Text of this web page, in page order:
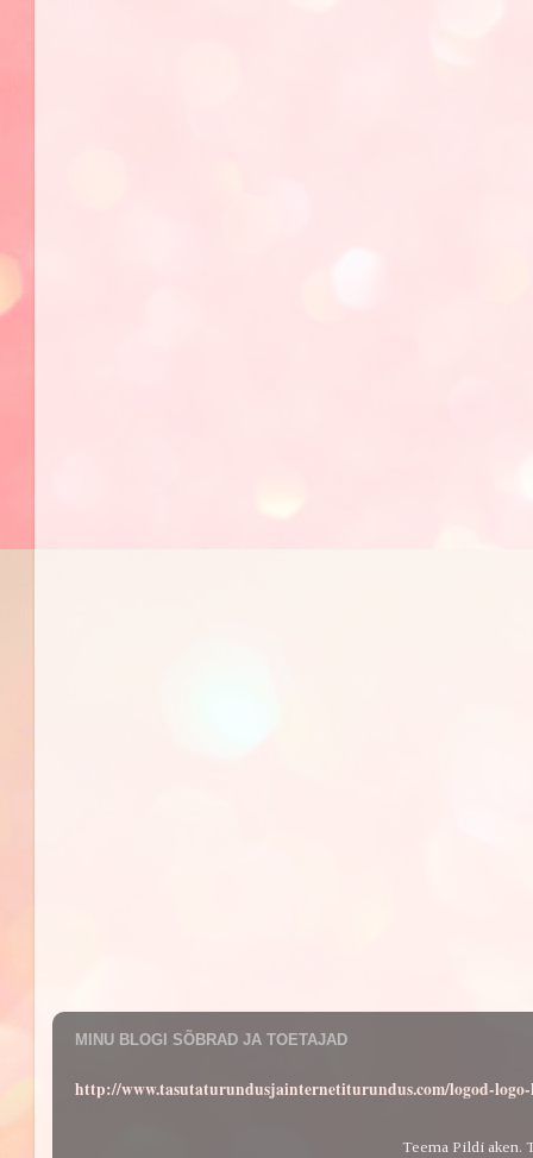
MINU BLOGI SÕBRAD JA TOETAJAD
http://www.tasutaturundusjainternetiturundus.com/logod-
Teema Pildi aken.